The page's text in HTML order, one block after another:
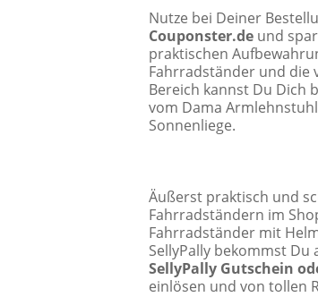
Nutze bei Deiner
Couponster.de und
praktischen
Fahrradständer und die
Bereich kannst Du Dich
vom Dama
Sonnenliege.
Äußerst praktisch und
Fahrradständern im
Fahrradständer mit
SellyPally bekommst
SellyPally Gutschein
einlösen und von tollen